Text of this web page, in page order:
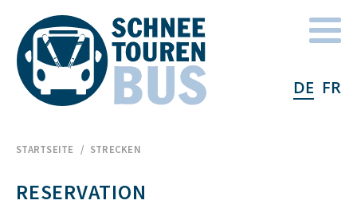
DE FR
STARTSEITE STRECKEN
RESERVATION